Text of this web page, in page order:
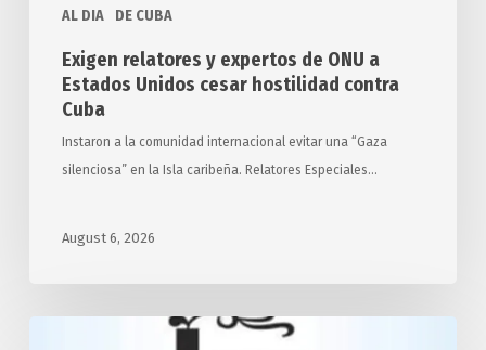
AL DIA DE CUBA
contra
Exigen relatores y expertos de ONU a
Estados Unidos cesar hostilidad contra
Cuba
Instaron a la comunidad internacional evitar una “Gaza
silenciosa” en la Isla caribeña. Relatores Especiales…
August 6, 2026